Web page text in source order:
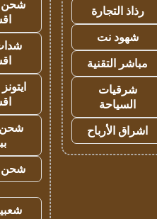
رذاذ التجارة
شهود نت
مباشر التقنية
شرقيات
السياحة
اشراق الأرباح
شحن
شحن